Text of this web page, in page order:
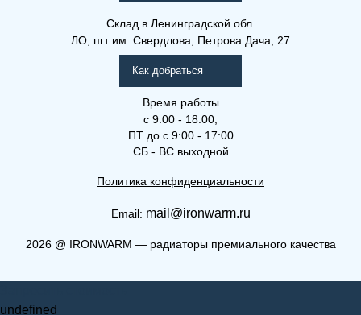
Склад в Ленинградской обл.
ЛО, пгт им. Свердлова, Петрова Дача, 27
Как добраться
Время работы
с 9:00 - 18:00,
ПТ до с 9:00 - 17:00
СБ - ВС выходной
Политика конфиденциальности
Email: mail@ironwarm.ru
2026@ IRONWARM — радиаторы премиального качества
undefined